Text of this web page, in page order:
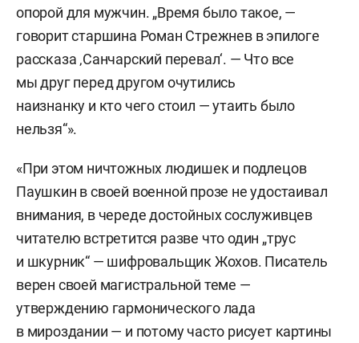
опорой для мужчин. „Время было такое, —
говорит старшина Роман Стрежнев в эпилоге
рассказа ‚Санчарский перевал‘. — Что все
мы друг перед другом очутились
наизнанку и кто чего стоил — утаить было
нельзя“».
«При этом ничтожных людишек и подлецов
Паушкин в своей военной прозе не удостаивал
внимания, в череде достойных сослуживцев
читателю встретится разве что один „трус
и шкурник“ — шифровальщик Жохов. Писатель
верен своей магистральной теме —
утверждению гармонического лада
в мироздании — и потому часто рисует картины